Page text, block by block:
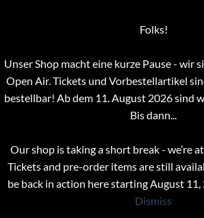
Folks!
Unser Shop macht eine kurze Pause - wir
Open Air. Tickets und Vorbestellartikel
bestellbar! Ab dem 11. August 2026 sind
Bis dann...
Our shop is taking a short break - we’re
Tickets and pre-order items are still
be back in action here starting August 11,
Dismiss